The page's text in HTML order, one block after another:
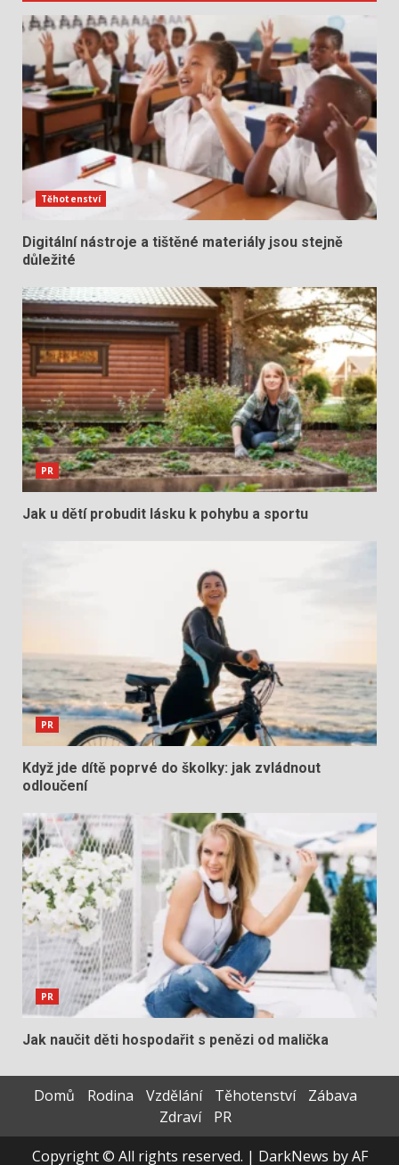
Těhotenství
Digitální nástroje a tištěné materiály jsou stejně
důležité
PR
Jak u dětí probudit lásku k pohybu a sportu
PR
Když jde dítě poprvé do školky: jak zvládnout
odloučení
PR
Jak naučit děti hospodařit s penězi od malička
Domů Rodina Vzdělání Těhotenství
Zábava
Zdraví
PR
Copyright © All rights reserved. | DarkNews by AF